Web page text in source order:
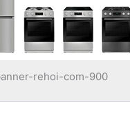
rehoi-com-900